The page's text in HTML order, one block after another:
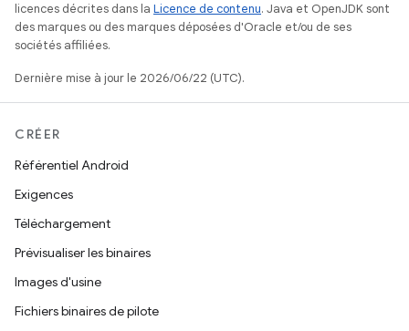
licences décrites dans la Licence de contenu. Java et OpenJDK sont
des marques ou des marques déposées d'Oracle et/ou de ses
sociétés affiliées.
Dernière mise à jour le 2026/06/22 (UTC).
CRÉER
Référentiel Android
Exigences
Téléchargement
Prévisualiser les binaires
Images d'usine
Fichiers binaires de pilote